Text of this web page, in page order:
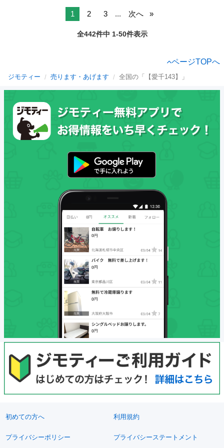
1 2 3 ... 次へ
全442件中 1-50件表示
ページTOPへ
ジモティー 売ります・あげます 全国の「【愛千143】」
初めての方へ 利用規約
プライバシーポリシー プライバシーステートメント